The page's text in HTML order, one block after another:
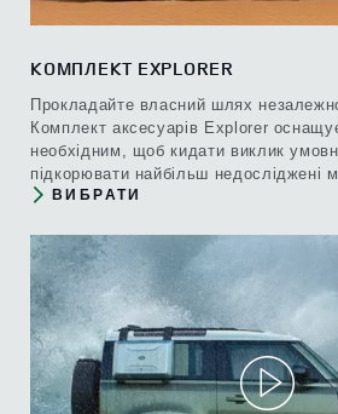
КОМПЛЕКТ EXPLORER
Прокладайте власний шлях незалежно
Комплект аксесуарів Explorer
необхідним, щоб кидати виклик
підкорювати найбільш недосліджені
ВИБРАТИ